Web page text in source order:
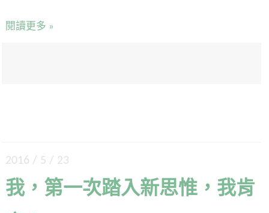
閱讀更多 »
2016 / 5 / 23
我，第一次踏入新思惟，我肯